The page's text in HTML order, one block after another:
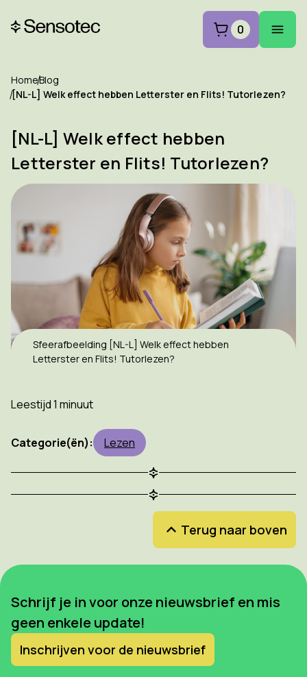
0
HomeBlog
[NL-L] Welk effect hebben Letterster en Flits! Tutorlezen?
[NL-L] Welk effect hebben
Letterster en Flits! Tutorlezen?
Sfeerafbeelding [NL-L] Welk effect hebben
Letterster en Flits! Tutorlezen?
Leestijd 1 minuut
Categorie(ën): Lezen
Terug naar boven
Schrijf je in voor onze nieuwsbrief en mis
geen enkele update!
Inschrijven voor de nieuwsbrief